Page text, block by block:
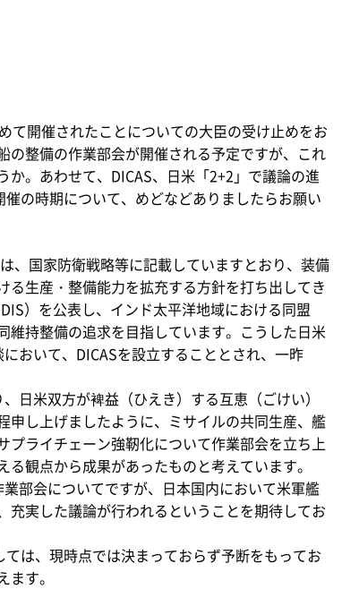
て開催されたことについての大臣の受け止めをお
整備の作業部会が開催される予定ですが、これ
。あわせて、DICAS、日米「2+2」で議論の進
の時期について、めどなどありましたらお願い
、国家防衛戦略等に記載していますとおり、装備
生産・整備能力を拡充する方針を打ち出してき
）を公表し、インド太平洋地域における同盟
持整備の追求を目指しています。こうした日米
おいて、DICASを設立することとされ、一昨
日米双方が裨益（ひえき）する互恵（ごけい）
し上げましたように、ミサイルの共同生産、艦
ライチェーン強靭化について作業部会を立ち上
観点から成果があったものと考えています。
部会についてですが、日本国内において米軍艦
実した議論が行われるということを期待してお
は、現時点では決まっておらず予断をもってお
す。